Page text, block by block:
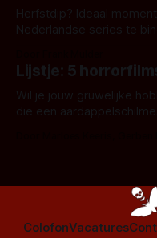
Herfstdip? Ideaal
Nederlandse series te bingen! Bij nederhorror
Amsterdamned of The
is niet beperkt tot films.
Lijstje: 5
Wil je jouw gruwelijke
die een
ColofonVacatures